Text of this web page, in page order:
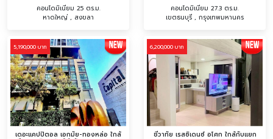
คอนโดมิเนียม 25 ตร.ม.
หาดใหญ่ , สงขลา
คอนโดมิเนียม 27.3 ตร.ม.
เขตธนบุรี , กรุงเทพมหานคร
5,190,000 บาท
เดอะแคปปิตอล เอกมัย-ทองหล่อ ใกล้
6,200,000 บาท
ชีวาทัย เรสซิเดนซ์ อโศก ใกล้กับแยก